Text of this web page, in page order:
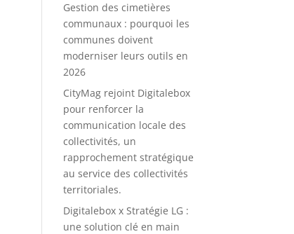
Gestion des cimetières
communaux : pourquoi les
communes doivent
moderniser leurs outils en
2026
CityMag rejoint Digitalebox
pour renforcer la
communication locale des
collectivités, un
rapprochement stratégique
au service des collectivités
territoriales.
Digitalebox x Stratégie LG :
une solution clé en main